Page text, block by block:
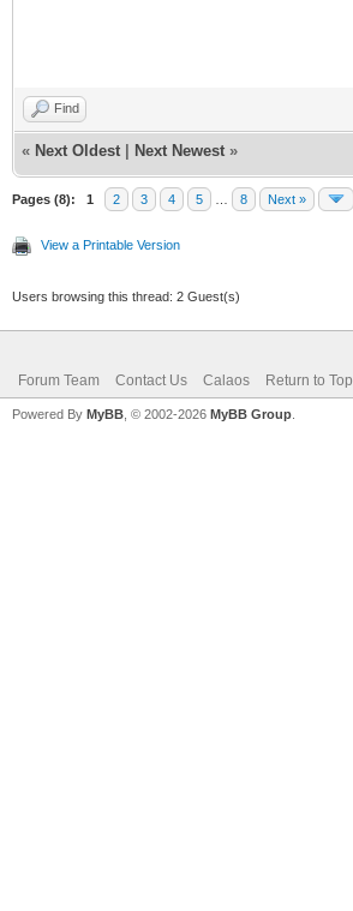
Find
« Next Oldest Next Newest »
Pages (8): 1 2 3 4 5 8 Next »
View a Printable Version
Users browsing this thread: 2 Guest(s)
Forum Team Contact Us Calaos Return to Top
Powered By MyBB , © 2002-2026 MyBB Group